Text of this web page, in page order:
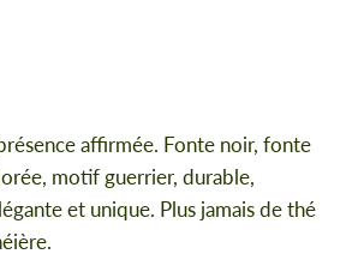
affirmée. Fonte noir, fonte
motif guerrier, durable,
et unique. Plus jamais de thé